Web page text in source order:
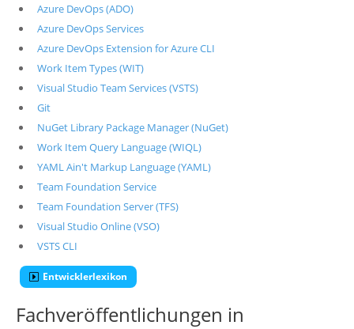
Azure DevOps (ADO)
Azure DevOps Services
Azure DevOps Extension for Azure CLI
Work Item Types (WIT)
Visual Studio Team Services (VSTS)
Git
NuGet Library Package Manager (NuGet)
Work Item Query Language (WIQL)
YAML Ain't Markup Language (YAML)
Team Foundation Service
Team Foundation Server (TFS)
Visual Studio Online (VSO)
VSTS CLI
Entwicklerlexikon
Fachveröffentlichungen in